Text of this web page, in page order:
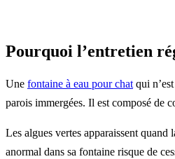
Pourquoi l’entretien
Une fontaine à eau pour chatqui
parois immergées. Il est composé de
Les algues vertes apparaissent
anormal dans sa fontaine risque de